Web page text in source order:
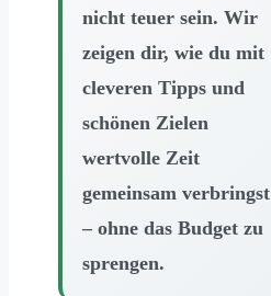
nicht teuer sein. Wir
zeigen dir, wie du mit
cleveren Tipps und
schönen Zielen
wertvolle Zeit
gemeinsam verbringst
– ohne das Budget zu
sprengen.